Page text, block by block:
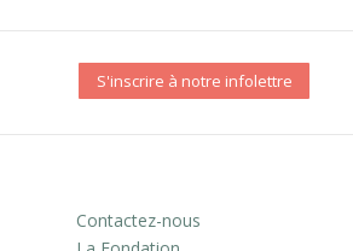
S'inscrire à notre infolettre
Contactez-nous